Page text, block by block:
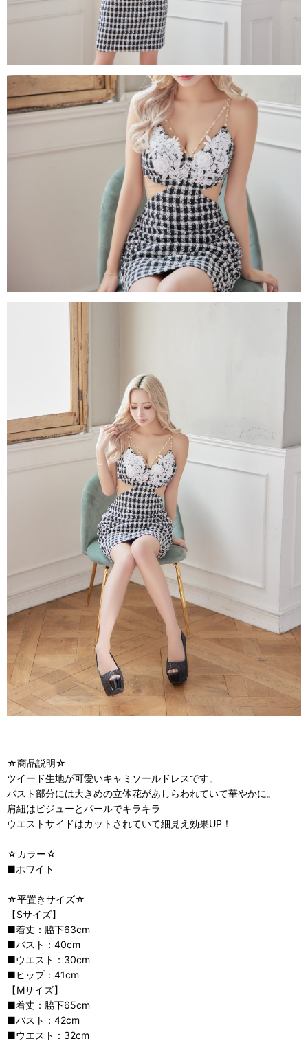
☆商品説明☆
ツイード生地が可愛いキャミソールドレスです。
バスト部分には大きめの立体花があしらわれていて華やかに。
肩紐はビジューとパールでキラキラ
ウエストサイドはカットされていて細見え効果UP！
☆カラー☆
■ホワイト
☆平置きサイズ☆
【Sサイズ】
■着丈：脇下63cm
■バスト：40cm
■ウエスト：30cm
■ヒップ：41cm
【Mサイズ】
■着丈：脇下65cm
■バスト：42cm
■ウエスト：32cm